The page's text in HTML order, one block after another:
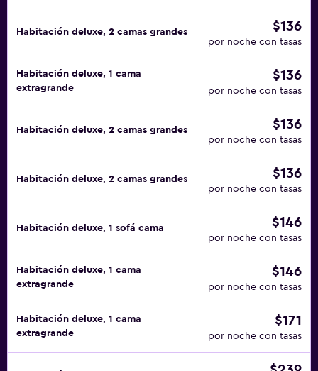
Habitación deluxe, 2 camas grandes $136
por noche con tasas
Habitación deluxe, 1 cama
extragrande
$136
por noche con tasas
Habitación deluxe, 2 camas grandes $136
por noche con tasas
Habitación deluxe, 2 camas grandes $136
por noche con tasas
Habitación deluxe, 1 sofá cama $146
por noche con tasas
Habitación deluxe, 1 cama
extragrande
$146
por noche con tasas
Habitación deluxe, 1 cama
extragrande
$171
por noche con tasas